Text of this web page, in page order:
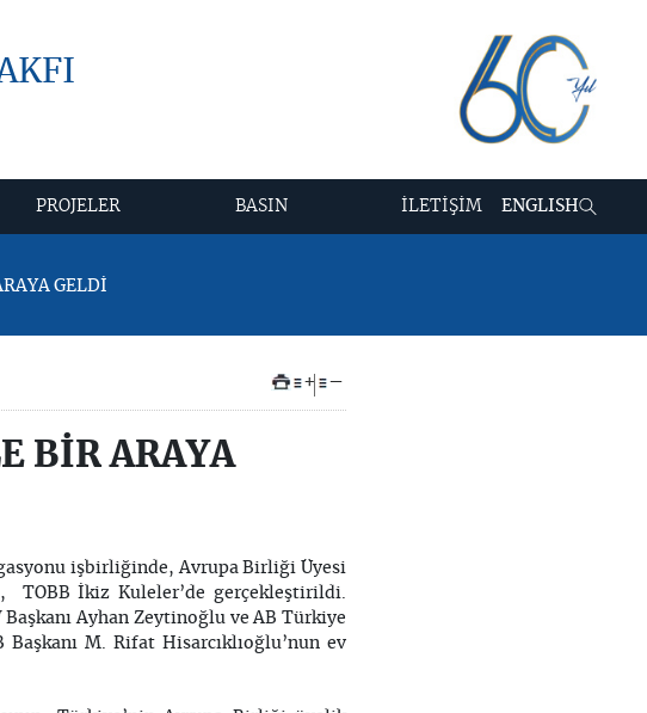
PROJELER BASIN İLETİŞİM ENGLISH
GELDİ
+ –
BİR ARAYA
işbirliğinde, Avrupa Birliği Üyesi
TOBB İkiz Kuleler’de gerçekleştirildi.
Başkanı Ayhan Zeytinoğlu ve AB Türkiye
M. Rifat Hisarcıklıoğlu’nun ev